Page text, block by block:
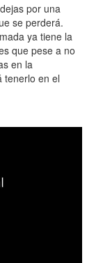
por una
se perderá.
ya tiene la
que pese a no
en la
tenerlo en el